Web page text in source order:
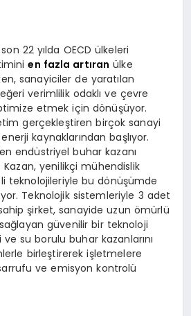
22 yılda OECD ülkeleri
en fazla artıran ülke
sanayiciler de yaratılan
verimlilik odaklı ve çevre
etmek için dönüşüyor.
gerçekleştiren birçok sanayi
kaynaklarından başlıyor.
endüstriyel buhar kazanı
yenilikçi mühendislik
teknolojileriyle bu dönüşümde
Teknolojik sistemleriyle 3 adet
şirket, sanayide uzun ömürlü
güvenilir bir teknoloji
su borulu buhar kazanlarını
birleştirerek işletmelere
ve emisyon kontrolü